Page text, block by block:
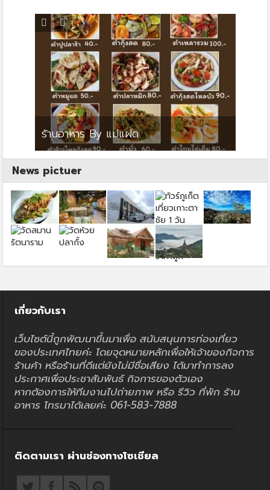
ร้านอาหาร By แม่แฝด
News pictuer
เกี่ยวกับเรา
เว็บไซต์นี้ถูกพัฒนาขึ้นมาเพื่อ สนับสนุนการท่องเที่ยว
ของประเทศไทยค่ะ โดยจุดหมายหลักเพื่อให้เจ้าของกิจการ
ร้านค้า หรือร้านที่ดีแต่ยังไม่มีชื่อเสียง ได้มาทำการลง
ประกาศเพื่อประชาสัมพันธ์ กิจการของตัวเอง
หากต้องการให้ทีมงานไปถ่ายภาพ หรือ รีวิว ที่พัก ร้าน
อาหาร โทรมาได้เลยค่ะ 061-583-7888
ติดตามเรา ผ่านช่องทางโซเชียล